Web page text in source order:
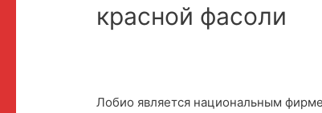
красной фасоли
Лобио является национальным